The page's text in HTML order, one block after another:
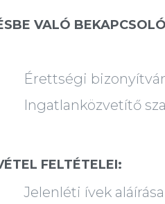
VALÓ
FELTÉTELEI:
ívek aláírása